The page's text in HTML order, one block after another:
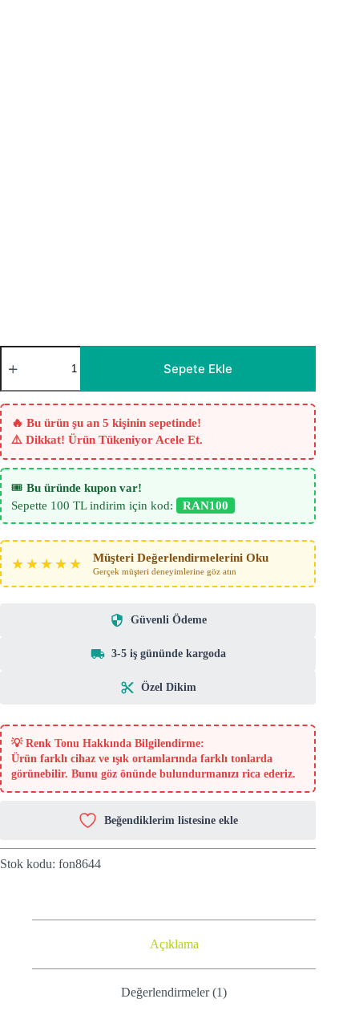
Velvet
Kadife
Fon
Perde
-
Fistik
Yeşili
adet
Sepete Ekle
🔥 Bu ürün şu an 5 kişinin sepetinde!
⚠️ Dikkat! Ürün Tükeniyor Acele Et.
🎟️ Bu üründe kupon var!
Sepette 100 TL indirim için kod:
RAN100
★★★★★ Müşteri Değerlendirmelerini Oku
Gerçek müşteri deneyimlerine göz atın
Güvenli Ödeme
3-5 iş gününde kargoda
Özel Dikim
💡 Renk Tonu Hakkında Bilgilendirme:
Ürün farklı cihaz ve ışık ortamlarında farklı tonlarda
görünebilir. Bunu göz önünde bulundurmanızı rica ederiz.
Beğendiklerim listesine ekle
Stok kodu: fon8644
Açıklama
Değerlendirmeler (1)